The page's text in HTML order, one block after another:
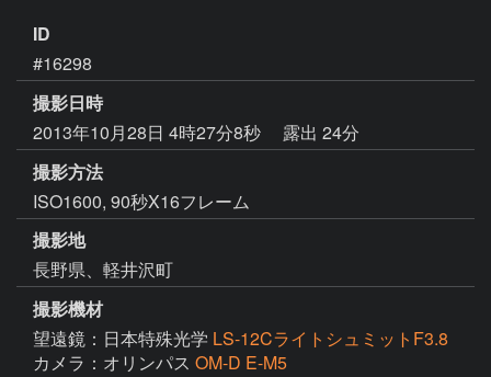
ID
#16298
撮影日時
2013年10月28日 4時27分8秒
露出 24分
撮影方法
ISO1600, 90秒X16フレーム
撮影地
長野県、軽井沢町
撮影機材
望遠鏡：日本特殊光学 LS-12CライトシュミットF3.8
カメラ：オリンパス OM-D E-M5